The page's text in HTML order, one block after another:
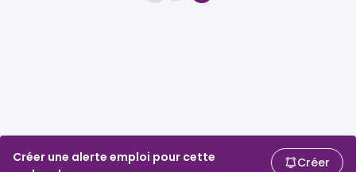
Créer une alerte emploi pour cette
Créer